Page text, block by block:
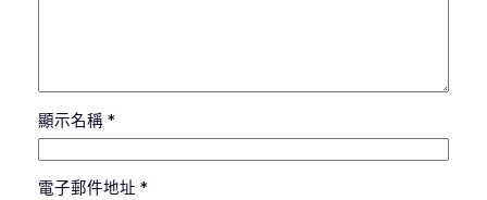
顯示名稱 *
電子郵件地址 *